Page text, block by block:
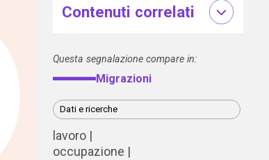
Contenuti correlati
Questa segnalazione compare in:
Migrazioni
Dati e ricerche
lavoro
occupazione